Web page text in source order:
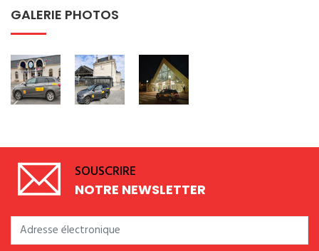
GALERIE PHOTOS
SOUSCRIRE
NOTRE NEWSLETTER